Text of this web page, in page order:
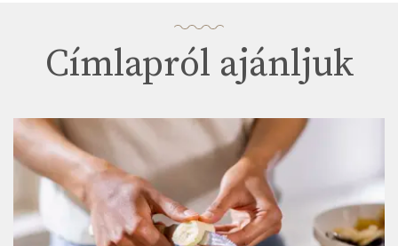
Címlapról ajánljuk